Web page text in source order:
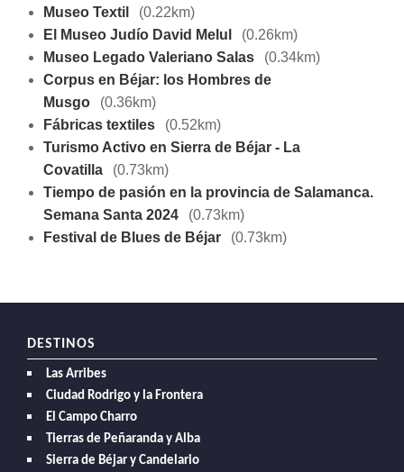
Museo Textil
(0.22km)
El Museo Judío David Melul
(0.26km)
Museo Legado Valeriano Salas
(0.34km)
Corpus en Béjar: los Hombres de
Musgo
(0.36km)
Fábricas textiles
(0.52km)
Turismo Activo en Sierra de Béjar - La
Covatilla
(0.73km)
Tiempo de pasión en la provincia de Salamanca.
Semana Santa 2024
(0.73km)
Festival de Blues de Béjar
(0.73km)
DESTINOS
Las Arribes
Ciudad Rodrigo y la Frontera
El Campo Charro
Tierras de Peñaranda y Alba
Sierra de Béjar y Candelario